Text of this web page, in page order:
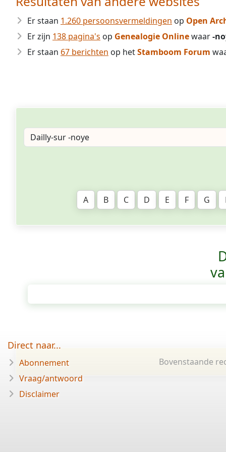
Er staan 1.260 persoonsvermeldingen op Open
Er zijn 138 pagina's op Genealogie Onlinewaar-
Er staan 67 berichten op hetStamboom Forum
A B C D E F G
Bovenstaande
Direct naar...
Abonnement
Vraag/antwoord
Disclaimer